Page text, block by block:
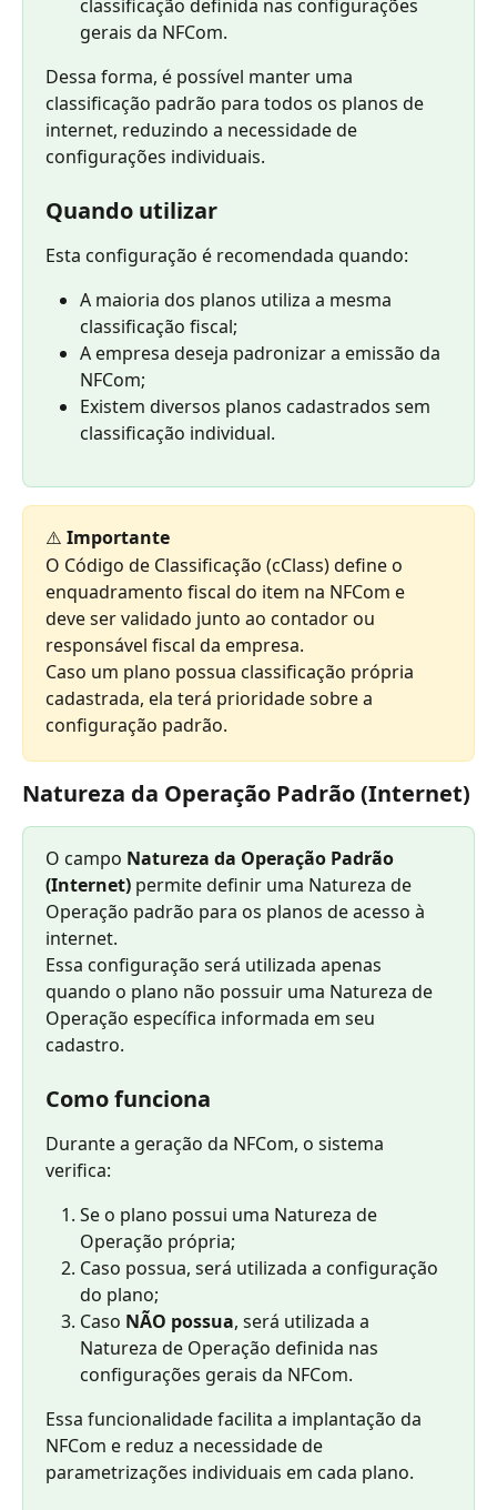
classificação definida nas configurações
gerais da NFCom.
Dessa forma, é possível manter uma
classificação padrão para todos os planos de
internet, reduzindo a necessidade de
configurações individuais.
Quando utilizar
Esta configuração é recomendada quando:
A maioria dos planos utiliza a mesma
classificação fiscal;
A empresa deseja padronizar a emissão da
NFCom;
Existem diversos planos cadastrados sem
classificação individual.
⚠️ Importante
O Código de Classificação (cClass) define o
enquadramento fiscal do item na NFCom e
deve ser validado junto ao contador ou
responsável fiscal da empresa.
Caso um plano possua classificação própria
cadastrada, ela terá prioridade sobre a
configuração padrão.
Natureza da Operação Padrão (Internet)
O campo Natureza da Operação Padrão
(Internet) permite definir uma Natureza de
Operação padrão para os planos de acesso à
internet.
Essa configuração será utilizada apenas
quando o plano não possuir uma Natureza de
Operação específica informada em seu
cadastro.
Como funciona
Durante a geração da NFCom, o sistema
verifica:
Se o plano possui uma Natureza de
Operação própria;
Caso possua, será utilizada a configuração
do plano;
Caso NÃO possua, será utilizada a
Natureza de Operação definida nas
configurações gerais da NFCom.
Essa funcionalidade facilita a implantação da
NFCom e reduz a necessidade de
parametrizações individuais em cada plano.